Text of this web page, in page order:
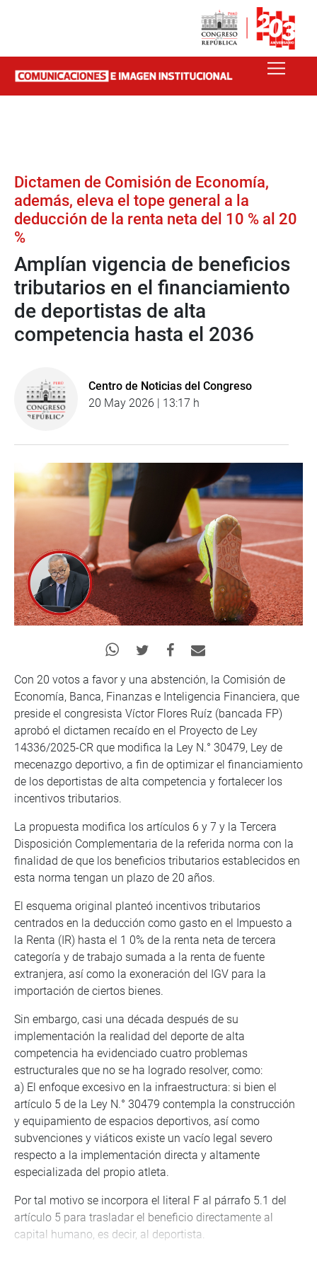
Dictamen de Comisión de Economía,
además, eleva el tope general a la
deducción de la renta neta del 10 % al 20
%
Amplían vigencia de beneficios
tributarios en el financiamiento
de deportistas de alta
competencia hasta el 2036
Centro de Noticias del Congreso
20 May 2026 | 13:17 h
Con 20 votos a favor y una abstención, la Comisión de
Economía, Banca, Finanzas e Inteligencia Financiera, que
preside el congresista Víctor Flores Ruíz (bancada FP)
aprobó el dictamen recaído en el Proyecto de Ley
14336/2025-CR que modifica la Ley N.° 30479, Ley de
mecenazgo deportivo, a fin de optimizar el financiamiento
de los deportistas de alta competencia y fortalecer los
incentivos tributarios.
La propuesta modifica los artículos 6 y 7 y la Tercera
Disposición Complementaria de la referida norma con la
finalidad de que los beneficios tributarios establecidos en
esta norma tengan un plazo de 20 años.
El esquema original planteó incentivos tributarios
centrados en la deducción como gasto en el Impuesto a
la Renta (IR) hasta el 1 0% de la renta neta de tercera
categoría y de trabajo sumada a la renta de fuente
extranjera, así como la exoneración del IGV para la
importación de ciertos bienes.
Sin embargo, casi una década después de su
implementación la realidad del deporte de alta
competencia ha evidenciado cuatro problemas
estructurales que no se ha logrado resolver, como:
a) El enfoque excesivo en la infraestructura: si bien el
artículo 5 de la Ley N.° 30479 contempla la construcción
y equipamiento de espacios deportivos, así como
subvenciones y viáticos existe un vacío legal severo
respecto a la implementación directa y altamente
especializada del propio atleta.
Por tal motivo se incorpora el literal F al párrafo 5.1 del
artículo 5 para trasladar el beneficio directamente al
capital humano, es decir, al deportista.